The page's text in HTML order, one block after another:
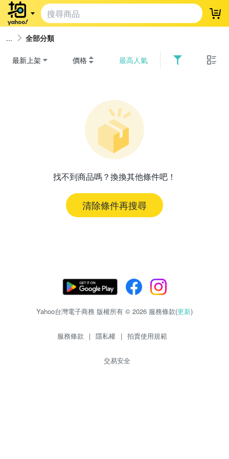
登
全部分類
最新上架 價格 最高人氣
找不到商品嗎？換換其他條件吧！
清除條件再搜尋
Yahoo台灣電子商務 版權所有 © 2026 服務條款(更新)
服務條款 | 隱私權 | 拍賣使用規範
交易安全